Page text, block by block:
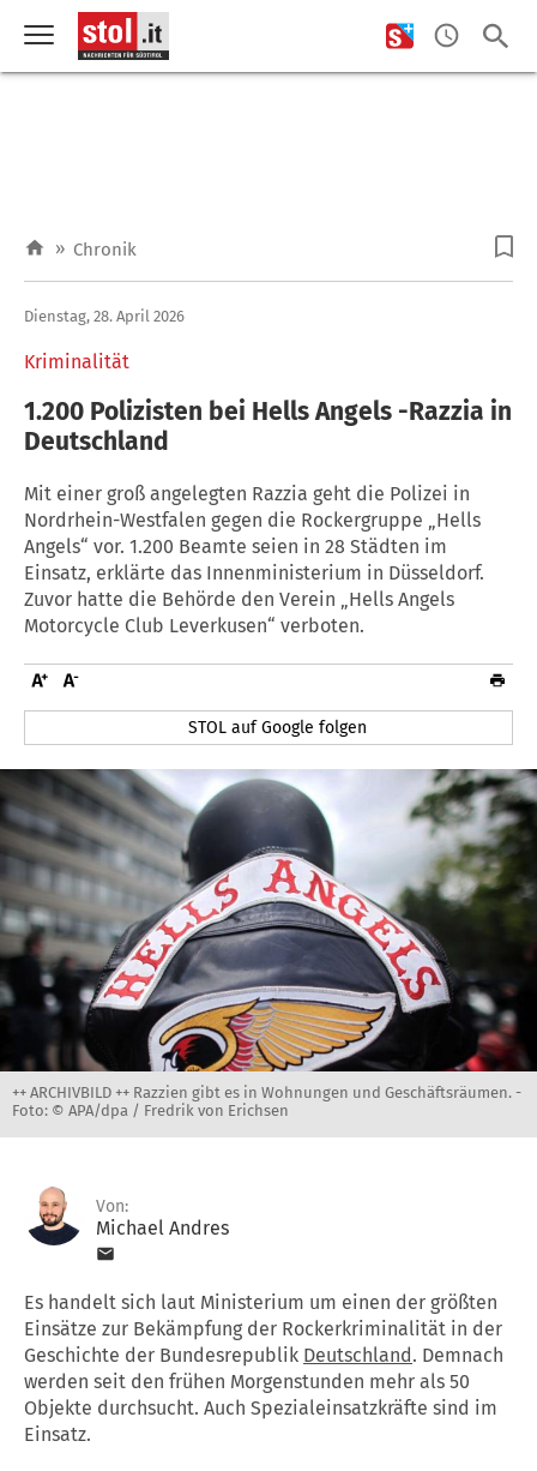
» Chronik
Kriminalität
Dienstag, 28. April 2026
1.200 Polizisten bei Hells Angels -Razzia in
Deutschland
Mit einer groß angelegten Razzia geht die Polizei in
Nordrhein-Westfalen gegen die Rockergruppe „Hells
Angels“ vor. 1.200 Beamte seien in 28 Städten im
Einsatz, erklärte das Innenministerium in Düsseldorf.
Zuvor hatte die Behörde den Verein „Hells Angels
Motorcycle Club Leverkusen“ verboten.
STOL auf Google folgen
++ ARCHIVBILD ++ Razzien gibt es in Wohnungen und Geschäftsräumen. -
Foto: © APA/dpa / Fredrik von Erichsen
Von:
Michael Andres
Es handelt sich laut Ministerium um einen der größten
Einsätze zur Bekämpfung der Rockerkriminalität in der
Geschichte der Bundesrepublik Deutschland. Demnach
werden seit den frühen Morgenstunden mehr als 50
Objekte durchsucht. Auch Spezialeinsatzkräfte sind im
Einsatz.